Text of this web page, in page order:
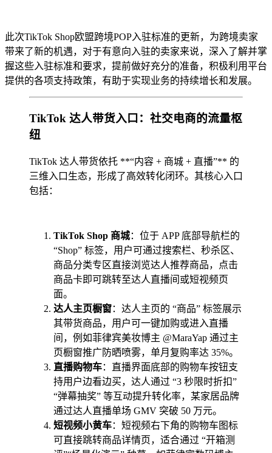
此次TikTok Shop欧盟跨境POP入驻标准的更新，为跨境卖家
带来了新的机遇，对于有意向入驻的卖家来说，深入了解并掌
握这些入驻标准和要求，提前做好充分的准备，积极利用平台
提供的各项支持政策，有助于实现业务的持续增长和发展。
TikTok 达人带货入口：社交电商的流量枢
纽
TikTok 达人带货依托 **“内容 + 商城 + 直播”** 的
三维入口生态，形成了高效转化闭环。其核心入口
包括：
TikTok Shop 商城：位于 APP 底部导航栏的
“Shop” 标签，用户可通过搜索栏、秒杀区、
商品分类专区直接浏览达人推荐商品，点击
商品卡即可跳转至达人直播间或短视频页
面。
达人主页橱窗：达人主页的 “商品” 标签展示
其带货商品，用户可一键加购或进入直播
间，例如菲律宾美妆博主 @MaraYap 通过主
页橱窗推广防晒喷雾，单月复购率达 35%。
直播购物车：直播界面底部的购物车按钮支
持用户边看边买，达人通过 “3 秒限时折扣”
“弹幕抽奖” 等互动提升转化率，某家居品牌
通过达人直播单场 GMV 突破 50 万元。
短视频小黄车：短视频右下角的购物车图标
可直接跳转商品详情页，适合通过 “开箱测